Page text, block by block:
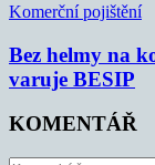
Komerční pojištění
Bez helmy na
varuje BESIP
KOMENTÁŘ